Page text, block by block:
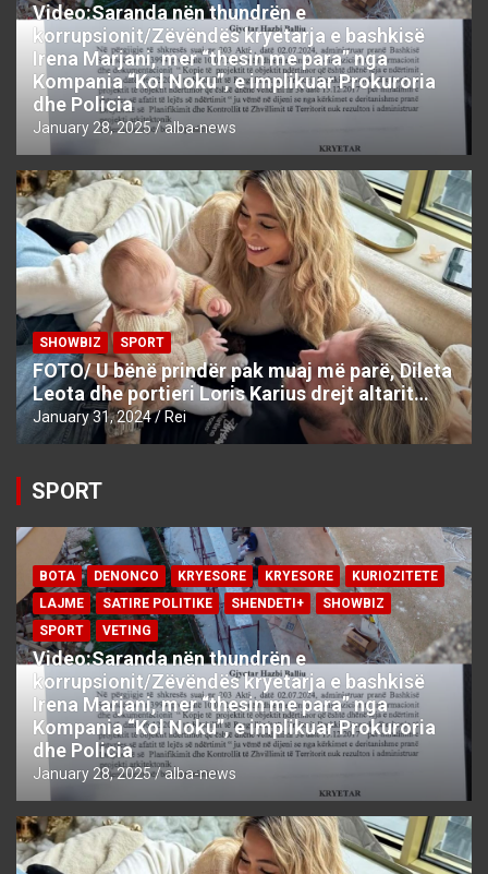
Video:Saranda nën thundrën e
korrupsionit/Zëvëndës kryetarja e bashkisë
Irena Marjani, mer “thesin me para” nga
Kompania “Kol Noku”, e implikuar Prokuroria
dhe Policia
January 28, 2025 alba-news
SHOWBIZ SPORT
FOTO/ U bënë prindër pak muaj më parë, Dileta
Leota dhe portieri Loris Karius drejt altarit…
January 31, 2024 Rei
SPORT
BOTA DENONCO KRYESORE KRYESORE
KURIOZITETE
LAJME
SATIRE POLITIKE SHENDETI+
SHOWBIZ
SPORT
VETING
Video:Saranda nën thundrën e
korrupsionit/Zëvëndës kryetarja e bashkisë
Irena Marjani, mer “thesin me para” nga
Kompania “Kol Noku”, e implikuar Prokuroria
dhe Policia
January 28, 2025 alba-news